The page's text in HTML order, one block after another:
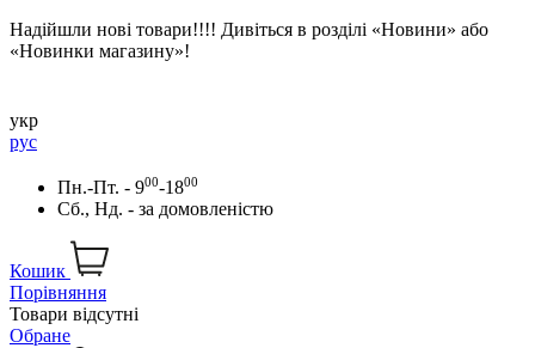
Надійшли нові товари!!!! Дивіться в розділі «Новини» або
«Новинки магазину»!
укр
рус
Пн.-Пт. - 900-1800
Сб., Нд. - за домовленістю
Кошик
Порівняння
Товари відсутні
Обране